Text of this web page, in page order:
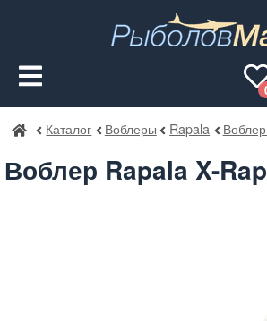
РыболовМаг
Каталог Воблеры Rapala
Воблер Rapala X-